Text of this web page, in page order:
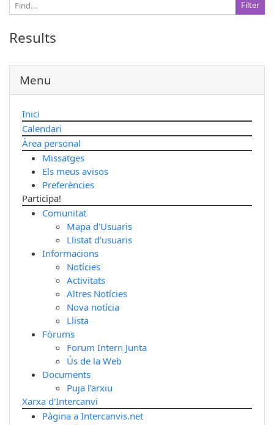
Results
Menu
Inici
Calendari
Àrea personal
Missatges
Els meus avisos
Preferències
Participa!
Comunitat
Mapa d'Usuaris
Llistat d'usuaris
Informacions
Notícies
Activitats
Altres Notícies
Nova notícia
Llista
Fòrums
Forum Intern Junta
Ús de la Web
Documents
Puja l'arxiu
Xarxa d'Intercanvi
Pàgina a Intercanvis.net